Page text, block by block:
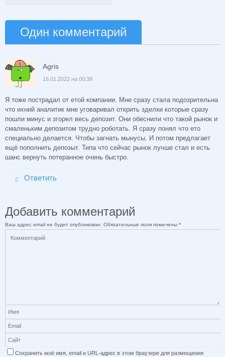
Один комментарий
Agris
18.01.2022 на 00:38
Я тоже пострадал от етой компании. Мне сразу стала подозрительна
что ихний аналитик мне уговаривал открить зделки которые сразу
пошли минус и згорел весь депозит. Они обеснили что такой рынок и
смаленьким депозитом трудно роботать. Я сразу понял что ето
специально делается. Чтобы загнать мынусы. И потом предлагает
ещё пополнить депозыт. Типа что сейчас рынок лучше стал и есть
шанс вернуть потеранное очень быстро.
Ответить
Добавить комментарий
Ваш адрес email не будет опубликован. Обязательные поля помечены *
Сохранить моё имя, email и URL-адрес в этом браузере для размещения